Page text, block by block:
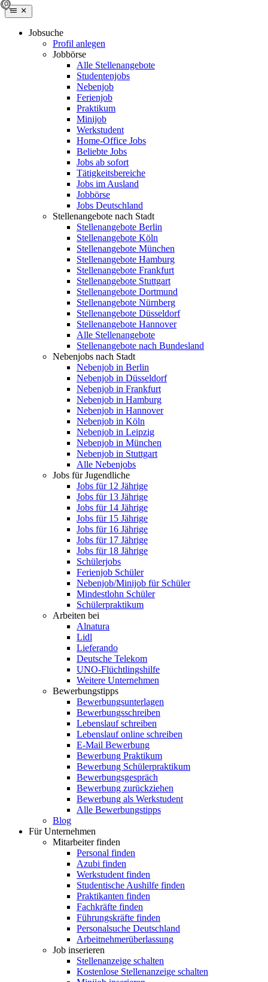
Jobsuche
Profil anlegen
Jobbörse
Alle Stellenangebote
Studentenjobs
Nebenjob
Ferienjob
Praktikum
Minijob
Werkstudent
Home-Office Jobs
Beliebte Jobs
Jobs ab sofort
Tätigkeitsbereiche
Jobs im Ausland
Jobbörse
Jobs Deutschland
Stellenangebote nach Stadt
Stellenangebote Berlin
Stellenangebote Köln
Stellenangebote München
Stellenangebote Hamburg
Stellenangebote Frankfurt
Stellenangebote Stuttgart
Stellenangebote Dortmund
Stellenangebote Nürnberg
Stellenangebote Düsseldorf
Stellenangebote Hannover
Alle Stellenangebote
Stellenangebote nach Bundesland
Nebenjobs nach Stadt
Nebenjob in Berlin
Nebenjob in Düsseldorf
Nebenjob in Frankfurt
Nebenjob in Hamburg
Nebenjob in Hannover
Nebenjob in Köln
Nebenjob in Leipzig
Nebenjob in München
Nebenjob in Stuttgart
Alle Nebenjobs
Jobs für Jugendliche
Jobs für 12 Jährige
Jobs für 13 Jährige
Jobs für 14 Jährige
Jobs für 15 Jährige
Jobs für 16 Jährige
Jobs für 17 Jährige
Jobs für 18 Jährige
Schülerjobs
Ferienjob Schüler
Nebenjob/Minijob für Schüler
Mindestlohn Schüler
Schülerpraktikum
Arbeiten bei
Alnatura
Lidl
Lieferando
Deutsche Telekom
UNO-Flüchtlingshilfe
Weitere Unternehmen
Bewerbungstipps
Bewerbungsunterlagen
Bewerbungsschreiben
Lebenslauf schreiben
Lebenslauf online schreiben
E-Mail Bewerbung
Bewerbung Praktikum
Bewerbung Schülerpraktikum
Bewerbungsgespräch
Bewerbung zurückziehen
Bewerbung als Werkstudent
Alle Bewerbungstipps
Blog
Für Unternehmen
Mitarbeiter finden
Personal finden
Azubi finden
Werkstudent finden
Studentische Aushilfe finden
Praktikanten finden
Fachkräfte finden
Führungskräfte finden
Personalsuche Deutschland
Arbeitnehmerüberlassung
Job inserieren
Stellenanzeige schalten
Kostenlose Stellenanzeige schalten